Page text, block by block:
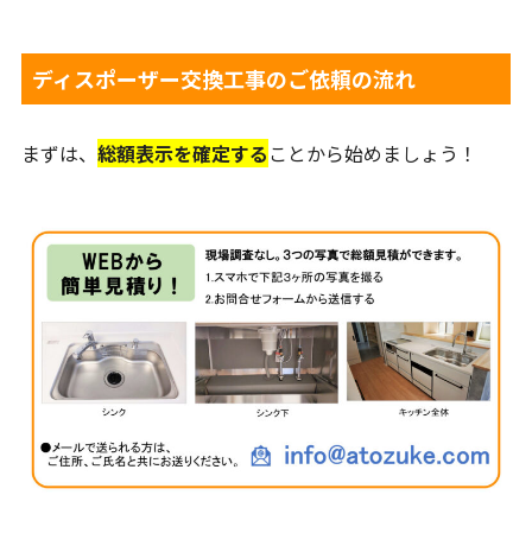
ディスポーザー交換工事のご依頼の流れ
まずは、 総額表示を確定する ことから始めましょう！